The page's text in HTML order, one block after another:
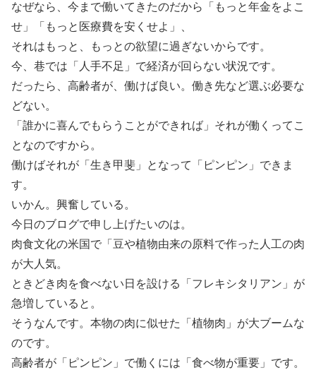
なぜなら、今まで働いてきたのだから「もっと年金をよこ
せ」「もっと医療費を安くせよ」、
それはもっと、もっとの欲望に過ぎないからです。
今、巷では「人手不足」で経済が回らない状況です。
だったら、高齢者が、働けば良い。働き先など選ぶ必要な
どない。
「誰かに喜んでもらうことができれば」それが働くってこ
となのですから。
働けばそれが「生き甲斐」となって「ピンピン」できま
す。
いかん。興奮している。
今日のブログで申し上げたいのは。
肉食文化の米国で「豆や植物由来の原料で作った人工の肉
が大人気。
ときどき肉を食べない日を設ける「フレキシタリアン」が
急増していると。
そうなんです。本物の肉に似せた「植物肉」が大ブームな
のです。
高齢者が「ピンピン」で働くには「食べ物が重要」です。